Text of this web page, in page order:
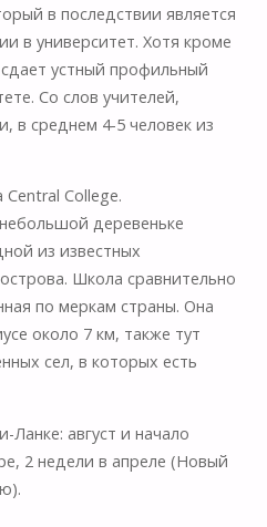
в последствии является
в университет. Хотя кроме
устный профильный
Со слов учителей,
в среднем 4-5 человек из
College.
деревеньке
из известных
Школа сравнительно
по меркам страны. Она
около 7 км, также тут
сел, в которых есть
август и начало
2 недели в апреле (Новый